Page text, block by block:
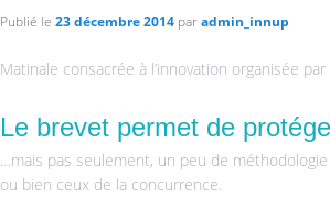
Publié le 23 décembre 2014 paradmin_innup
Matinale consacrée à l’innovation organisée par
Le brevet permet de
…mais pas seulement, un peu de
ou bien ceux de la concurrence.